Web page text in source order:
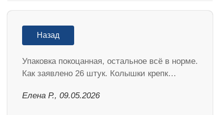
Назад
Упаковка покоцанная, остальное всё в норме.
Как заявлено 26 штук. Колышки крепк…
Елена Р., 09.05.2026